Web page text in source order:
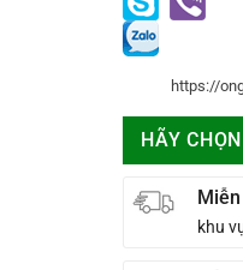
https://
HÃY
khu